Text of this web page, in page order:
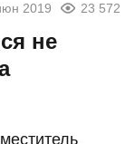
2019 23 572
не